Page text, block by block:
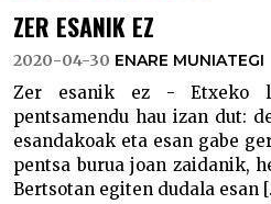
ZER ESANIK EZ
2020-04-30 ENARE MUNIATEGI
Zer esanik ez - Etxeko
pentsamendu hau izan dut:
esandakoak eta esan gabe
pentsa burua joan zaidanik,
Bertsotan egiten dudala esan